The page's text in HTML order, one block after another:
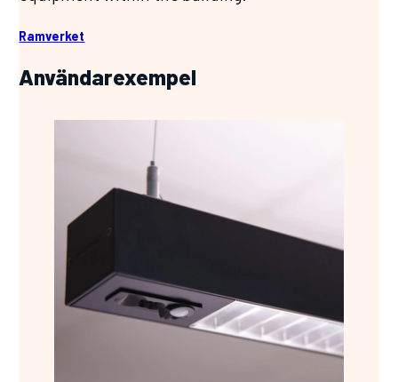
Ramverket
Användarexempel